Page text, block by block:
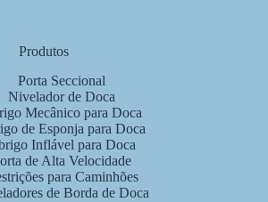
Produtos
Porta Seccional
Nivelador de Doca
Mecânico para Doca
de Esponja para Doca
Inflável para Doca
de Alta Velocidade
para Caminhões
de Borda de Doca